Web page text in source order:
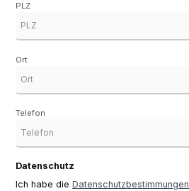
PLZ
Ort
Telefon
Datenschutz
Ich habe die Datenschutzbestimmungen